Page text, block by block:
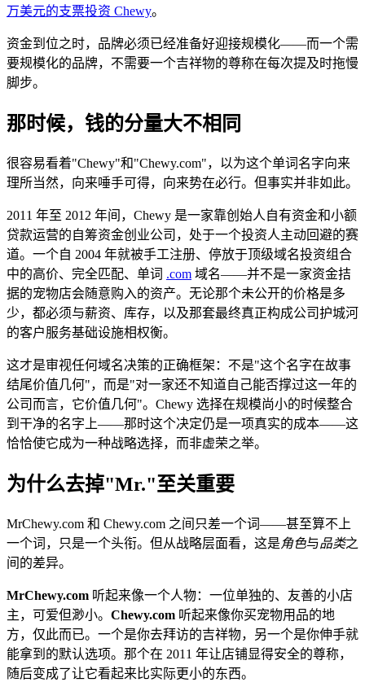
万美元的支票投资 Chewy。
资金到位之时，品牌必须已经准备好迎接规模化——而一个需
要规模化的品牌，不需要一个吉祥物的尊称在每次提及时拖慢
脚步。
那时候，钱的分量大不相同
很容易看着"Chewy"和"Chewy.com"，以为这个单词名字向来
理所当然，向来唾手可得，向来势在必行。但事实并非如此。
2011 年至 2012 年间，Chewy 是一家靠创始人自有资金和小额
贷款运营的自筹资金创业公司，处于一个投资人主动回避的赛
道。一个自 2004 年就被手工注册、停放于顶级域名投资组合
中的高价、完全匹配、单词 .com 域名——并不是一家资金拮
据的宠物店会随意购入的资产。无论那个未公开的价格是多
少，都必须与薪资、库存，以及那套最终真正构成公司护城河
的客户服务基础设施相权衡。
这才是审视任何域名决策的正确框架：不是"这个名字在故事
结尾价值几何"，而是"对一家还不知道自己能否撑过这一年的
公司而言，它价值几何"。Chewy 选择在规模尚小的时候整合
到干净的名字上——那时这个决定仍是一项真实的成本——这
恰恰使它成为一种战略选择，而非虚荣之举。
为什么去掉"Mr."至关重要
MrChewy.com 和 Chewy.com 之间只差一个词——甚至算不上
一个词，只是一个头衔。但从战略层面看，这是角色与品类之
间的差异。
MrChewy.com 听起来像一个人物：一位单独的、友善的小店
主，可爱但渺小。 Chewy.com 听起来像你买宠物用品的地
方，仅此而已。一个是你去拜访的吉祥物，另一个是你伸手就
能拿到的默认选项。那个在 2011 年让店铺显得安全的尊称，
随后变成了让它看起来比实际更小的东西。